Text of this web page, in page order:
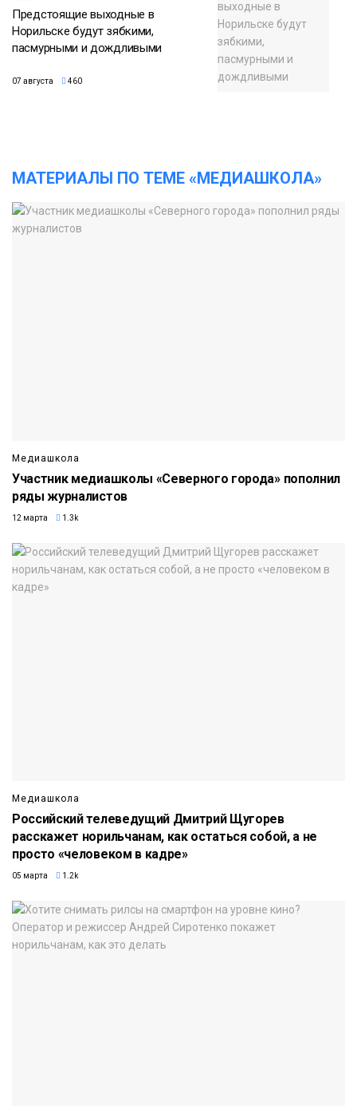
Предстоящие выходные в
Норильске будут зябкими,
пасмурными и дождливыми
07 августа 460
МАТЕРИАЛЫ ПО ТЕМЕ «МЕДИАШКОЛА»
Медиашкола
Участник медиашколы «Северного города» пополнил
ряды журналистов
12 марта 1.3k
Медиашкола
Российский телеведущий Дмитрий Щугорев
расскажет норильчанам, как остаться собой, а не
просто «человеком в кадре»
05 марта 1.2k